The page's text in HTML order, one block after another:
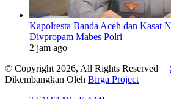
Kapolresta Banda Aceh dan Kasat
Divpropam Mabes Polri
2 jam ago
© Copyright 2026, All Rights Reserved |
Dikembangkan Oleh Birga Project